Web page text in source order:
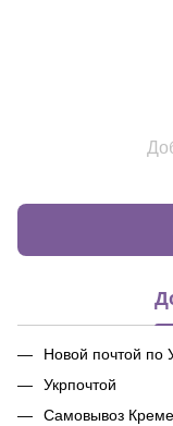
Новой почтой по
Укрпочтой
Самовывоз